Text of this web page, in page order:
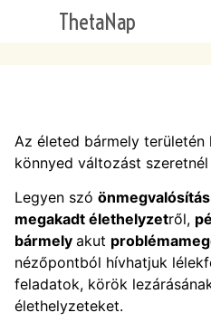
ThetaNap
Mire
Az életed bármely területén
könnyed változást
Legyen szó önmegvalósítás
megakadt élethelyzetről,
bármely akut
nézőpontból hívhatjuk
feladatok, körök
élethelyzeteket.